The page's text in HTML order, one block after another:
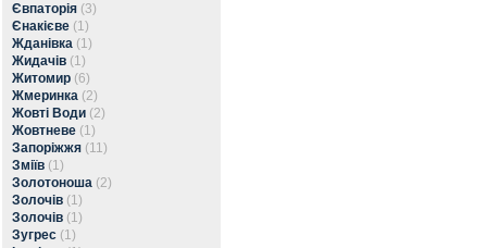
Євпаторія (3)
Єнакієве (1)
Жданівка (1)
Жидачів (1)
Житомир (6)
Жмеринка (2)
Жовті Води (2)
Жовтневе (1)
Запоріжжя (11)
Зміїв (1)
Золотоноша (2)
Золочів (1)
Золочів (1)
Зугрес (1)